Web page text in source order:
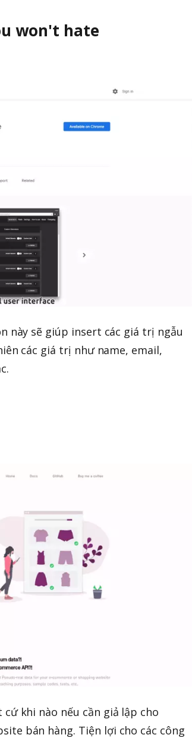
won't hate
này sẽ giúp insert các giá trị ngẫu
các giá trị như name, email,
cứ khi nào nếu cần giả lập cho
bán hàng. Tiện lợi cho các công